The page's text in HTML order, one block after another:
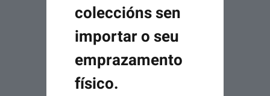
coleccións sen
importar o seu
emprazamento
físico.